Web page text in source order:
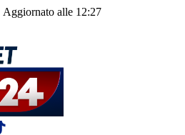
Aggiornato alle 12:27